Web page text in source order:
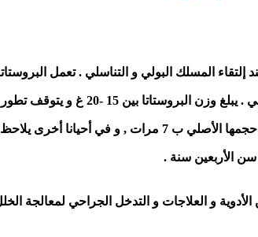
المسلك البولي و التناسلي . تعمل
على تنشيط حركة الحيوانات المنوية من خلال إفراز المواد المغذية في المني . يبلغ وزن البروستاتا بين 15 -20 غ و يتوقف تطور
وزنها في مرحلة البلوغ . في حالات أخرى يمكن أن يصل حجمها إلى أضاف حجمها الأصلي ب 7 مرات , و في أحيانا أخرى يلاحظ
الأربعين سنة .
و العلاجات و التدخل الجراحي لمعالجة